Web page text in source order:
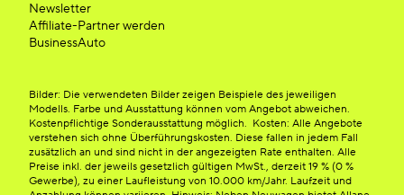
Newsletter
Affiliate-Partner werden
BusinessAuto
Bilder: Die verwendeten Bilder zeigen Beispiele des jeweiligen
Modells. Farbe und Ausstattung können vom Angebot abweichen.
Kostenpflichtige Sonderausstattung möglich. Kosten: Alle Angebote
verstehen sich ohne Überführungskosten. Diese fallen in jedem Fall
zusätzlich an und sind nicht in der angezeigten Rate enthalten. Alle
Preise inkl. der jeweils gesetzlich gültigen MwSt., derzeit 19 % (0 %
Gewerbe), zu einer Laufleistung von 10.000 km/Jahr. Laufzeit und